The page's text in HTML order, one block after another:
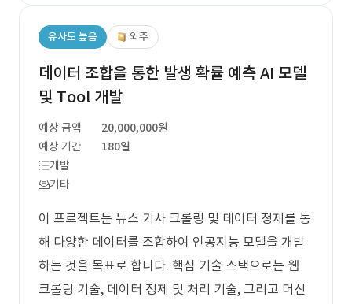
유사도 높음 외주
데이터 조합을 통한 발생 확률 예측 AI 모델
및 Tool 개발
예상 금액
20,000,000원
예상 기간
180일
개발
기타
이 프로젝트는 뉴스 기사 크롤링 및 데이터 정제를 통
해 다양한 데이터를 조합하여 인공지능 모델을 개발
하는 것을 목표로 합니다. 핵심 기술 스택으로는 웹
크롤링 기술, 데이터 정제 및 처리 기술, 그리고 머신